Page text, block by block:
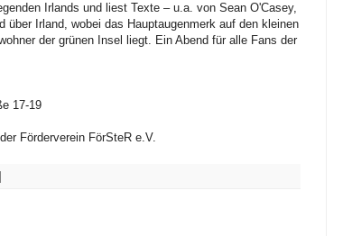
Irlands und liest Texte ‒ u.a. von Sean O'Casey,
über Irland, wobei das Hauptaugenmerk auf den kleinen
der grünen Insel liegt. Ein Abend für alle Fans der
17-19
Förderverein FörSteR e.V.